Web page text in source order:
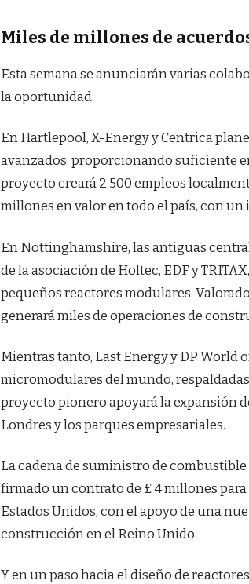
Miles de millones de
Esta semana se anunciarán varias
la oportunidad.
En Hartlepool, X-Energy y Centrica
avanzados, proporcionando suficiente
proyecto creará 2.500 empleos
millones en valor en todo el país, con
En Nottinghamshire, las antiguas
de la asociación de Holtec, EDF y
pequeños reactores modulares.
generará miles de operaciones de
Mientras tanto, Last Energy y DP World
micromodulares del mundo,
proyecto pionero apoyará la expansión
Londres y los parques empresariales.
La cadena de suministro de
firmado un contrato de £ 4 millones
Estados Unidos, con el apoyo de una
construcción en el Reino Unido.
Y en un paso hacia el diseño de